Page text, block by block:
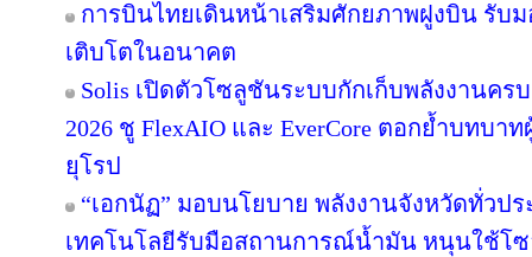
การบินไทยเดินหน้าเสริมศักยภาพฝูงบิน รับม
เติบโตในอนาคต
Solis เปิดตัวโซลูชันระบบกักเก็บพลังงานครบ
2026 ชู FlexAIO และ EverCore ตอกย้ำบทบา
ยุโรป
“เอกนัฏ” มอบนโยบาย พลังงานจังหวัดทั่ว
เทคโนโลยีรับมือสถานการณ์น้ำมัน หนุนใช้โซ